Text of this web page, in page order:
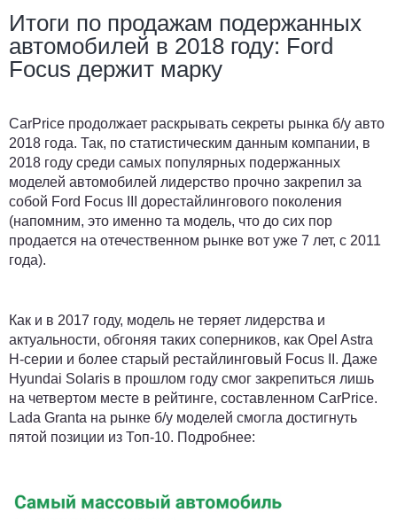
Итоги по продажам подержанных
автомобилей в 2018 году: Ford
Focus держит марку
CarPrice продолжает раскрывать секреты рынка б/у авто
2018 года. Так, по статистическим данным компании, в
2018 году среди самых популярных подержанных
моделей автомобилей лидерство прочно закрепил за
собой Ford Focus III дорестайлингового поколения
(напомним, это именно та модель, что до сих пор
продается на отечественном рынке вот уже 7 лет, с 2011
года).
Как и в 2017 году, модель не теряет лидерства и
актуальности, обгоняя таких соперников, как Opel Astra
H-серии и более старый рестайлинговый Focus II. Даже
Hyundai Solaris в прошлом году смог закрепиться лишь
на четвертом месте в рейтинге, составленном CarPrice.
Lada Granta на рынке б/у моделей смогла достигнуть
пятой позиции из Топ-10. Подробнее: